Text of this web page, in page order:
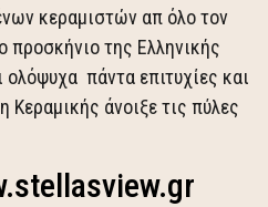
κεραμιστών απ όλο τον
προσκήνιο της Ελληνικής
πάντα επιτυχίες και
άνοιξε τις πύλες